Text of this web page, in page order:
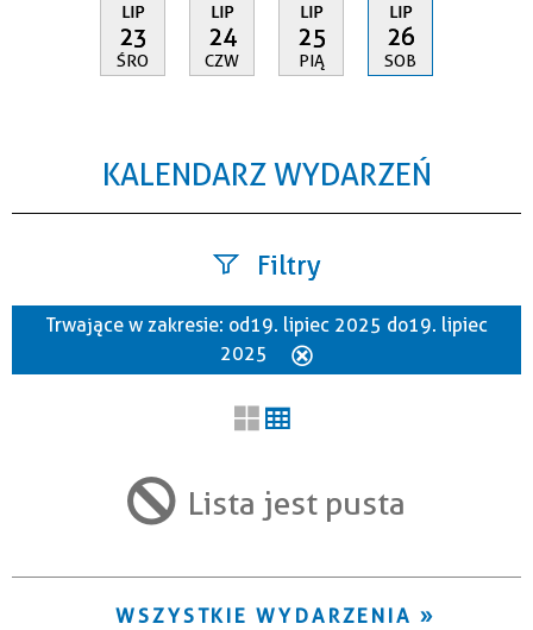
LIP
23
ŚRO
LIP
24
CZW
LIP
25
PIĄ
LIP
26
SOB
KALENDARZ WYDARZEŃ
Filtry
Szukana fraza
Trwające w zakresie
Trwające w zakresie: od 19. lipiec 2025 do 19. lipiec
2025
Lista jest pusta
WSZYSTKIE WYDARZENIA